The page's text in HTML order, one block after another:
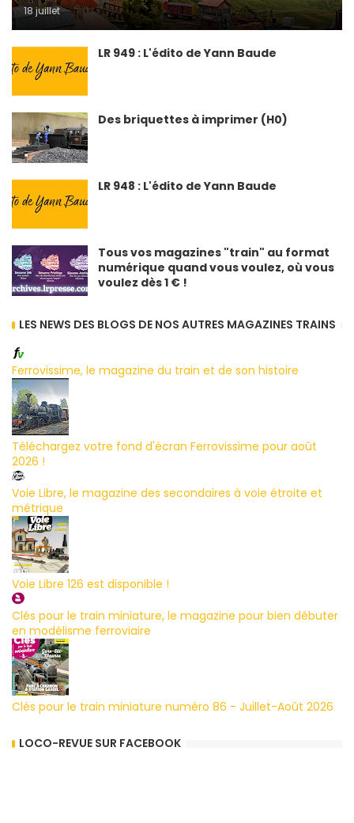
18 juillet
LR 949 : L'édito de Yann Baude
Des briquettes à imprimer (H0)
LR 948 : L'édito de Yann Baude
Tous vos magazines "train" au format
numérique quand vous voulez, où vous
voulez dès 1 € !
LES NEWS DES BLOGS DE NOS AUTRES MAGAZINES TRAINS
Ferrovissime, le magazine du train et de son histoire
Téléchargez votre fond d'écran Ferrovissime pour août
2026 !
Voie Libre, le magazine des secondaires à voie étroite et
métrique
Voie Libre 126 est disponible !
Clés pour le train miniature, le magazine pour bien débuter
en modélisme ferroviaire
Clés pour le train miniature numéro 86 - Juillet-Août 2026
LOCO-REVUE SUR FACEBOOK